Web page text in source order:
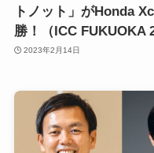
トノット」がHonda
勝！（ICC FUKUOKA
2023年2月14日